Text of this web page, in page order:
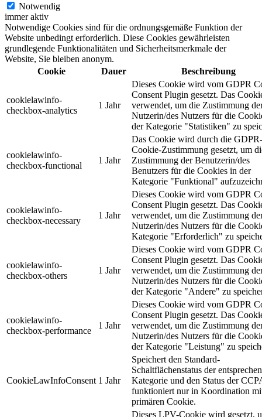
Notwendig
immer aktiv
Notwendige Cookies sind für die ordnungsgemäße Funktion der
Website unbedingt erforderlich. Diese Cookies gewährleisten
grundlegende Funktionalitäten und Sicherheitsmerkmale der
Website, Sie bleiben anonym.
Cookie
Dauer Beschreibung
cookielawinfo-
checkbox-analytics
1 Jahr
Dieses Cookie wird vom GDPR
Consent Plugin gesetzt. Das
verwendet, um die Zustimmung
Nutzerin/des Nutzers für die
der Kategorie "Statistiken" zu
cookielawinfo-
checkbox-functional
1 Jahr
Das Cookie wird durch die GDPR-
Cookie-Zustimmung gesetzt, um
Zustimmung der Benutzerin/des
Benutzers für die Cookies in der
Kategorie "Funktional"
cookielawinfo-
checkbox-necessary
1 Jahr
Dieses Cookie wird vom GDPR
Consent Plugin gesetzt. Das
verwendet, um die Zustimmung
Nutzerin/des Nutzers für die
Kategorie "Erforderlich" zu
cookielawinfo-
checkbox-others
1 Jahr
Dieses Cookie wird vom GDPR
Consent Plugin gesetzt. Das
verwendet, um die Zustimmung
Nutzerin/des Nutzers für die
der Kategorie "Andere" zu
cookielawinfo-
checkbox-performance
1 Jahr
Dieses Cookie wird vom GDPR
Consent Plugin gesetzt. Das
verwendet, um die Zustimmung
Nutzerin/des Nutzers für die
der Kategorie "Leistung" zu
CookieLawInfoConsent 1 Jahr
Speichert den Standard-
Schaltflächenstatus der
Kategorie und den Status der
funktioniert nur in Koordination
primären Cookie.
Dieses LPV-Cookie wird gesetzt,